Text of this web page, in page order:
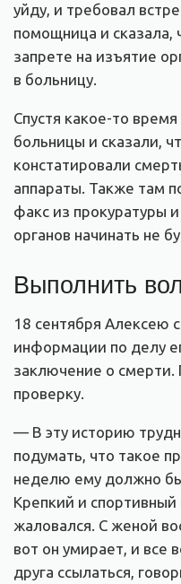
уйду, и требовал
помощница и сказала,
запрете на изъятие
в больницу.
Спустя какое-то
больницы и сказали,
констатировали
аппараты. Также там
факс из прокуратуры
органов начинать не
Выполнить
18 сентября Алексею
информации по делу
заключение о смерти.
проверку.
— В эту историю
подумать, что такое
неделю ему должно
Крепкий и спортивный
жаловался. С женой
вот он умирает, и все
друга ссылаться,